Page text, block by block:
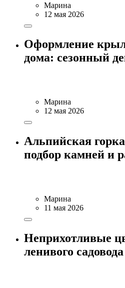
Марина
12 мая 2026
Оформление
дома: сезонный
Марина
12 мая 2026
Альпийская
подбор камней и
Марина
11 мая 2026
Неприхотливые
ленивого садовода